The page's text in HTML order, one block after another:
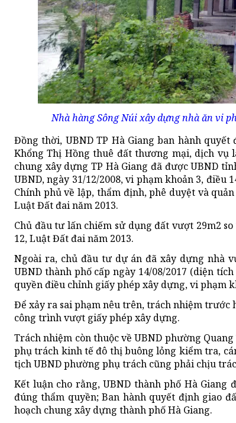
Nhà hàng Sông Núi xây dựng nhà ăn vi
Đồng thời, UBND TP Hà Giang ban hành quyết
Khổng Thị Hồng thuê đất thương mại, dịch vụ
chung xây dựng TP Hà Giang đã được UBND
UBND, ngày 31/12/2008, vi phạm khoản 3, điều
Chính phủ về lập, thẩm định, phê duyệt và
Luật Đất đai năm 2013.
Chủ đầu tư lấn chiếm sử dụng đất vượt 29m2
12, Luật Đất đai năm 2013.
Ngoài ra, chủ đầu tư dự án đã xây dựng nhà
UBND thành phố cấp ngày 14/08/2017 (diện
quyền điều chỉnh giấy phép xây dựng, vi phạm
Để xảy ra sai phạm nêu trên, trách nhiệm trước
công trình vượt giấy phép xây dựng.
Trách nhiệm còn thuộc về UBND phường
phụ trách kinh tế đô thị buông lỏng kiểm tra,
tịch UBND phường phụ trách cũng phải chịu
Kết luận cho rằng, UBND thành phố Hà
đúng thẩm quyền; Ban hành quyết định giao
hoạch chung xây dựng thành phố Hà Giang.